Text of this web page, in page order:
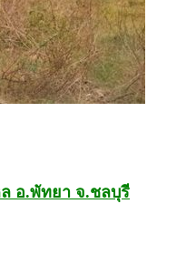
อ.พัทยา จ.ชลบุรี